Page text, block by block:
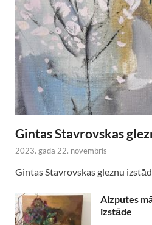
Gintas Stavrovskas
2023. gada 22. novembris
Gintas Stavrovskas gleznu
Aizputes
izstāde